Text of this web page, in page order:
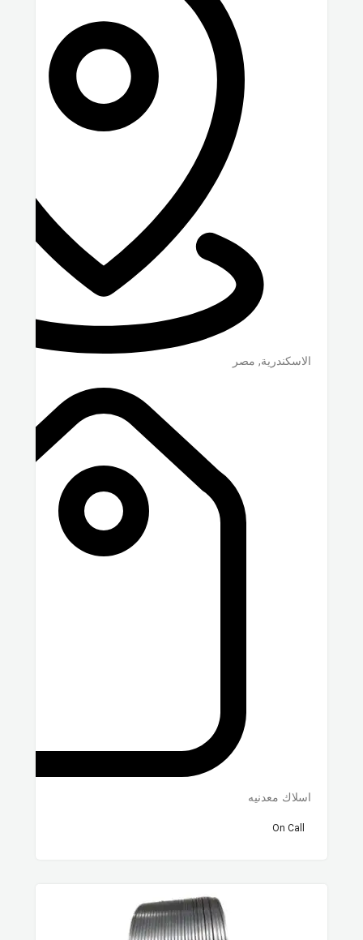
الاسكندرية, مصر
اسلاك معدنيه
On Call